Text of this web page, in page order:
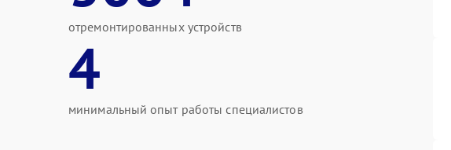
отремонтированных устройств
4
минимальный опыт работы специалистов